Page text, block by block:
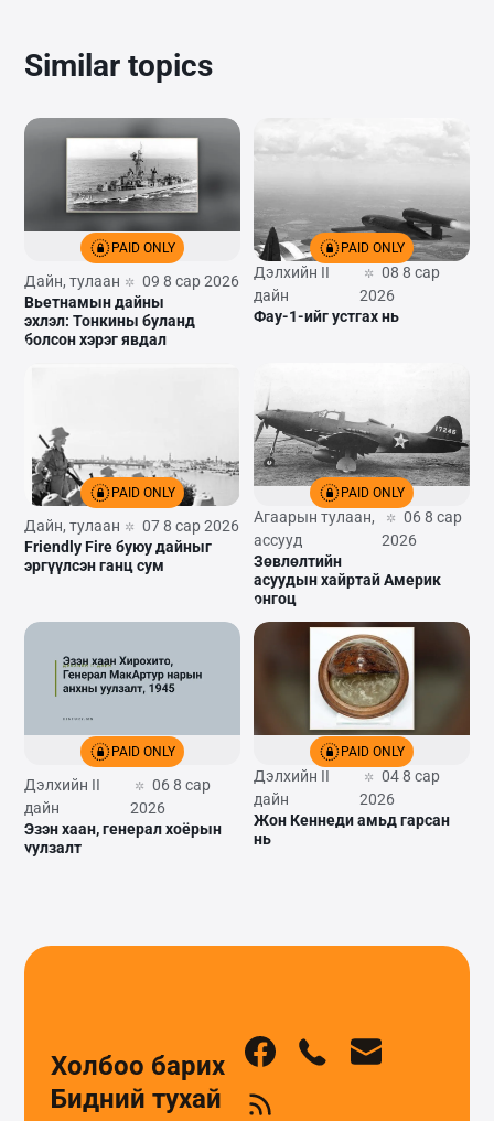
Similar topics
PAID ONLY
Дайн, тулаан
09 8 сар 2026
Вьетнамын дайны
эхлэл: Тонкины буланд
болсон хэрэг явдал
PAID ONLY
Дэлхийн II
дайн
08 8 сар
2026
Фау-1-ийг устгах нь
PAID ONLY
Дайн, тулаан
07 8 сар 2026
Friendly Fire буюу дайныг
эргүүлсэн ганц сум
PAID ONLY
Агаарын тулаан,
ассууд
06 8 сар
2026
Зөвлөлтийн
асуудын хайртай Америк
онгоц
PAID ONLY
Дэлхийн II
дайн
06 8 сар
2026
Эзэн хаан, генерал хоёрын
уулзалт
PAID ONLY
Дэлхийн II
дайн
04 8 сар
2026
Жон Кеннеди амьд гарсан
нь
Холбоо барих
Бидний тухай